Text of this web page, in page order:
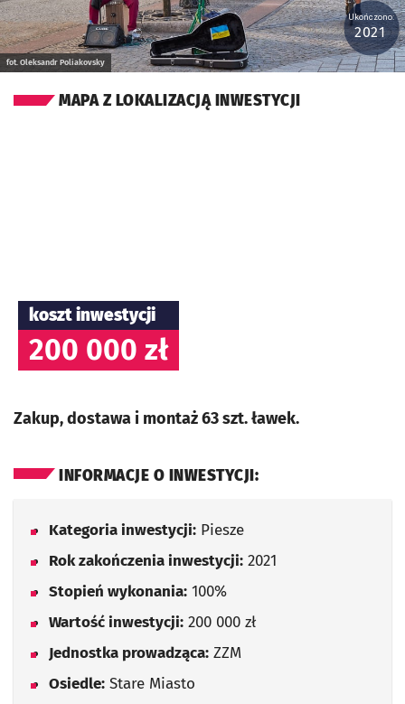
fot. Oleksandr Poliakovsky
Ukończono:
2021
MAPA Z LOKALIZACJĄ INWESTYCJI
koszt inwestycji
200 000 zł
Zakup, dostawa i montaż 63 szt. ławek.
INFORMACJE O INWESTYCJI:
Kategoria inwestycji: Piesze
Rok zakończenia inwestycji: 2021
Stopień wykonania: 100%
Wartość inwestycji: 200 000 zł
Jednostka prowadząca: ZZM
Osiedle: Stare Miasto